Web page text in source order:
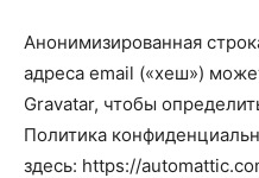
Анонимизированная
адреса email («хеш»)
Gravatar, чтобы
Политика
здесь: https://